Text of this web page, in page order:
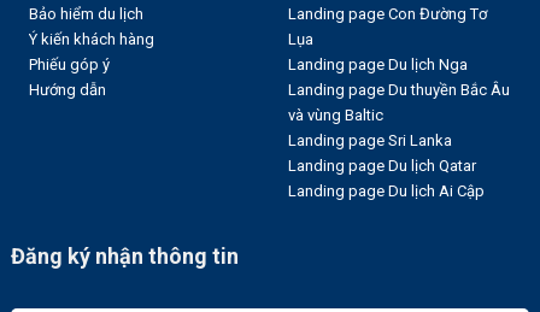
Bảo hiểm du lịch
Ý kiến khách hàng
Phiếu góp ý
Hướng dẫn
Landing page Con Đường Tơ
Lụa
Landing page Du lịch Nga
Landing page Du thuyền Bắc Âu
và vùng Baltic
Landing page Sri Lanka
Landing page Du lịch Qatar
Landing page Du lịch Ai Cập
Đăng ký nhận thông tin